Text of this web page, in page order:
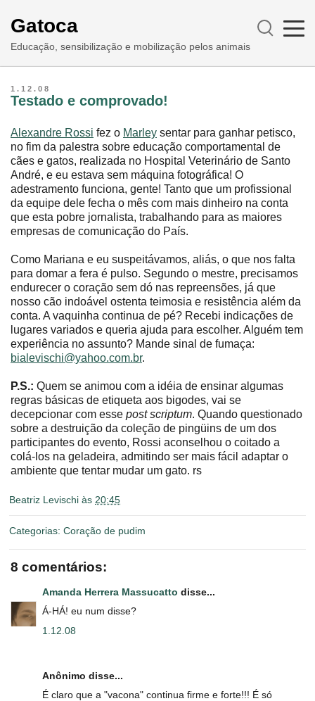
Gatoca
Educação, sensibilização e mobilização pelos animais
1.12.08
Testado e comprovado!
Alexandre Rossi fez o Marley sentar para ganhar petisco,
no fim da palestra sobre educação comportamental de
cães e gatos, realizada no Hospital Veterinário de Santo
André, e eu estava sem máquina fotográfica! O
adestramento funciona, gente! Tanto que um profissional
da equipe dele fecha o mês com mais dinheiro na conta
que esta pobre jornalista, trabalhando para as maiores
empresas de comunicação do País.
Como Mariana e eu suspeitávamos, aliás, o que nos falta
para domar a fera é pulso. Segundo o mestre, precisamos
endurecer o coração sem dó nas repreensões, já que
nosso cão indoável ostenta teimosia e resistência além da
conta. A vaquinha continua de pé? Recebi indicações de
lugares variados e queria ajuda para escolher. Alguém tem
experiência no assunto? Mande sinal de fumaça:
bialevischi@yahoo.com.br.
P.S.: Quem se animou com a idéia de ensinar algumas
regras básicas de etiqueta aos bigodes, vai se
decepcionar com esse post scriptum. Quando questionado
sobre a destruição da coleção de pingüins de um dos
participantes do evento, Rossi aconselhou o coitado a
colá-los na geladeira, admitindo ser mais fácil adaptar o
ambiente que tentar mudar um gato. rs
Beatriz Levischi às 20:45
Categorias: Coração de pudim
8 comentários:
Amanda Herrera Massucatto disse...
Á-HÁ! eu num disse?
1.12.08
Anônimo disse...
É claro que a "vacona" continua firme e forte!!! É só